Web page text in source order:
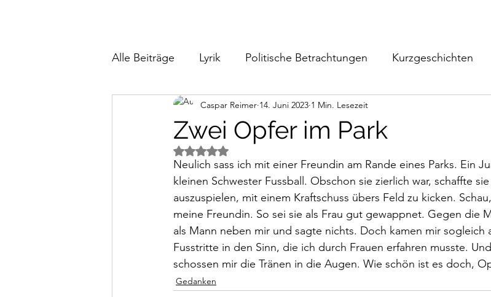
Alle Beiträge Lyrik Politische Betrachtungen Kurzgeschichten
Alltagsimpressionen Videos Gedanken
Zwei Opfer im Park
Caspar Reimer 14. Juni 2023 1 Min. Lesezeit
Mit NaN von 5 Sternen bewertet.
Neulich sass ich mit einer Freundin am Rande eines Parks. Ein
kleinen Schwester Fussball. Obschon sie zierlich war, schaffte
auszuspielen, mit einem Kraftschuss übers Feld zu kicken.
meine Freundin. So sei sie als Frau gut gewappnet. Gegen die
als Mann neben mir und sagte nichts. Doch kamen mir sogleich
Fusstritte in den Sinn, die ich durch Frauen erfahren musste.
schossen mir die Tränen in die Augen. Wie schön ist es doch,
Gedanken